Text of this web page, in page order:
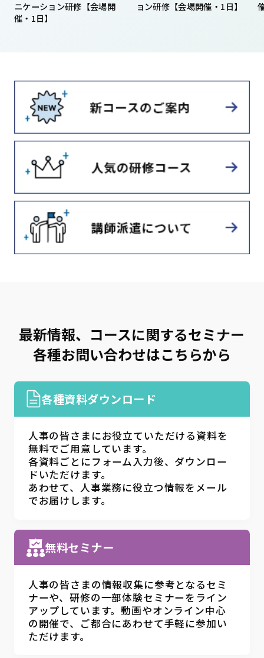
ニケーション研修【会場開
催・1日】
ョン研修【会場開催・1日】
最新情報、コースに関するセミナー
各種お問い合わせはこちらから
各種資料ダウンロード
人事の皆さまにお役立ていただける資料を
無料でご用意しています。
各資料ごとにフォーム入力後、ダウンロー
ドいただけます。
あわせて、人事業務に役立つ情報をメール
でお届けします。
無料セミナー
人事の皆さまの情報収集に参考となるセミ
ナーや、研修の一部体験セミナーをライン
アップしています。動画やオンライン中心
の開催で、ご都合にあわせて手軽に参加い
ただけます。